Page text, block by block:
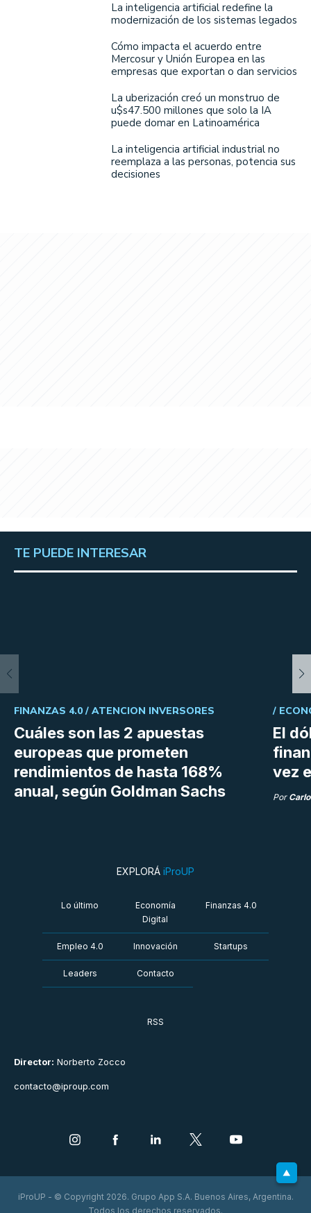
La inteligencia artificial redefine la
modernización de los sistemas legados
Cómo impacta el acuerdo entre
Mercosur y Unión Europea en las
empresas que exportan o dan servicios
La uberización creó un monstruo de
u$s47.500 millones que solo la IA
puede domar en Latinoamérica
La inteligencia artificial industrial no
reemplaza a las personas, potencia sus
decisiones
TE PUEDE INTERESAR
Cuáles son las 2 apuestas
europeas que prometen
rendimientos de hasta 168%
anual, según Goldman Sachs
FINANZAS 4.0 / ATENCION INVERSORES
El
vez
/
Por
Director: Norberto Zocco
contacto@iproup.com
EXPLORÁ iProUP
Lo último
Economía
Digital
Finanzas 4.0
Empleo 4.0 Innovación Startups
Leaders Contacto
RSS
iProUP - © Copyright 2026. Grupo App S.A. Buenos Aires, Argentina.
Todos los derechos reservados.